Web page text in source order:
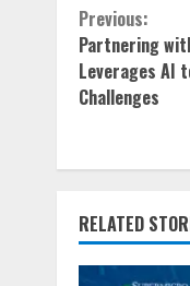
Continue
Reading
Previous:
Partnering
Leverages AI
Challenges
RELATED